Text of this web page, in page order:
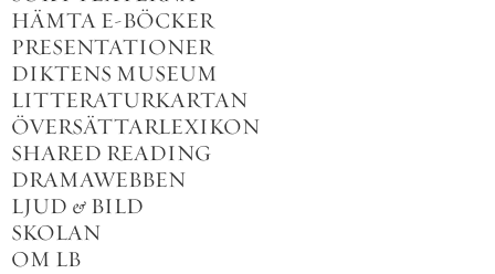
HÄMTA E-BÖCKER
PRESENTATIONER
DIKTENS MUSEUM
LITTERATURKARTAN
ÖVERSÄTTARLEXIKON
SHARED READING
DRAMAWEBBEN
LJUD & BILD
SKOLAN
OM LB